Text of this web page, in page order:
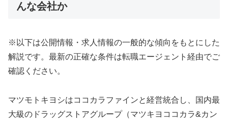
んな会社か
※以下は公開情報・求人情報の一般的な傾向をもとにした
解説です。最新の正確な条件は転職エージェント経由でご
確認ください。
マツモトキヨシはココカラファインと経営統合し、国内最
大級のドラッグストアグループ（マツキヨココカラ&カン